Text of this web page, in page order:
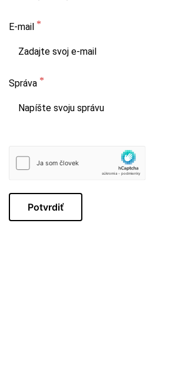
E-mail
Správa
Potvrdiť